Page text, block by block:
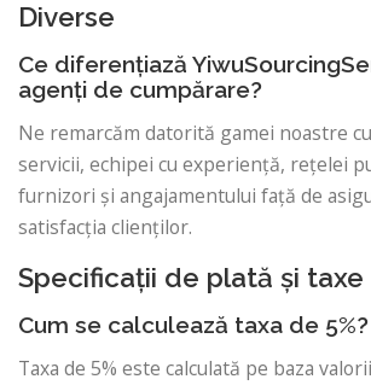
Diverse
Ce diferențiază
agenți de cumpărare?
Ne remarcăm datorită gamei noastre
servicii, echipei cu experiență, rețelei
furnizori și angajamentului față de
satisfacția clienților.
Specificații de plată și taxe
Cum se calculează taxa de 5%?
Taxa de 5% este calculată pe baza